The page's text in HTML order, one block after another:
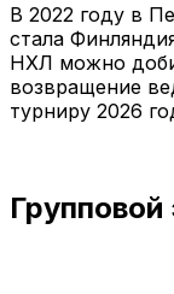
В 2022 году в
стала
НХЛ можно
возвращение
турниру 2026
Групповой